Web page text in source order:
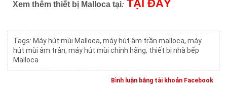
Xem thêm thiết bị Malloca tại: TẠI ĐÂY
Tags: Máy hút mùi Malloca, máy hút âm trần malloca, máy
hút mùi âm trần, máy hút mùi chính hãng, thiết bị nhà bếp
Malloca
Bình luận bằng tài khoản Facebook